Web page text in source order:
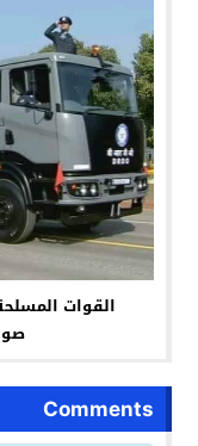
القوات
Comments